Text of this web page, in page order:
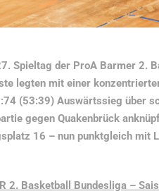
Spieltag der ProA Barmer 2.
legten mit einer
(53:39) Auswärtssieg über
gegen Quakenbrück
16 – nun punktgleich mit
2. Basketball Bundesliga –